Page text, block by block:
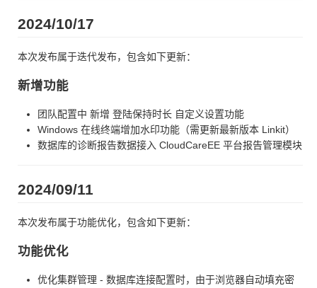
2024/10/17
本次发布属于迭代发布，包含如下更新：
新增功能
团队配置中 新增 登陆保持时长 自定义设置功能
Windows 在线终端增加水印功能（需更新最新版本 Linkit）
数据库的诊断报告数据接入 CloudCareEE 平台报告管理模块
2024/09/11
本次发布属于功能优化，包含如下更新：
功能优化
优化集群管理 - 数据库连接配置时，由于浏览器自动填充密